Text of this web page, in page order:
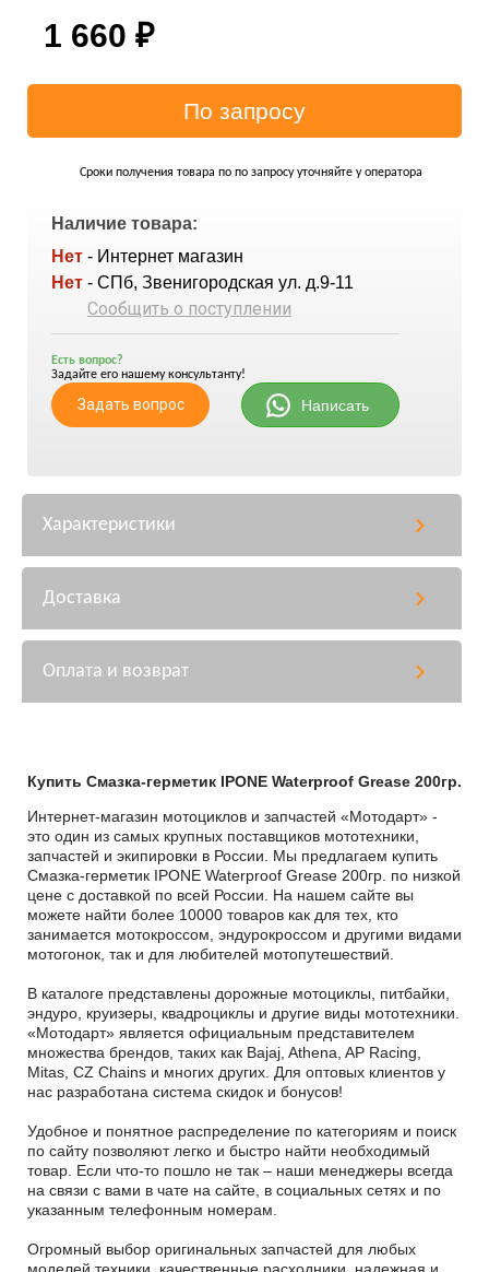
1 660 ₽
Сроки получения товара по по запросу уточняйте у оператора
Наличие товара:
Нет - Интернет магазин
Нет - СПб, Звенигородская ул. д.9-11
Сообщить о поступлении
Есть вопрос?
Задайте его нашему консультанту!
Задать вопрос Написать
Характеристики
Доставка
Оплата и возврат
Купить Смазка-герметик IPONE Waterproof Grease 200гр.
Интернет-магазин мотоциклов и запчастей «Мотодарт» -
это один из самых крупных поставщиков мототехники,
запчастей и экипировки в России. Мы предлагаем купить
Смазка-герметик IPONE Waterproof Grease 200гр. по низкой
цене с доставкой по всей России. На нашем сайте вы
можете найти более 10000 товаров как для тех, кто
занимается мотокроссом, эндурокроссом и другими видами
мотогонок, так и для любителей мотопутешествий.
В каталоге представлены дорожные мотоциклы, питбайки,
эндуро, круизеры, квадроциклы и другие виды мототехники.
«Мотодарт» является официальным представителем
множества брендов, таких как Bajaj, Athena, AP Racing,
Mitas, CZ Chains и многих других. Для оптовых клиентов у
нас разработана система скидок и бонусов!
Удобное и понятное распределение по категориям и поиск
по сайту позволяют легко и быстро найти необходимый
товар. Если что-то пошло не так – наши менеджеры всегда
на связи с вами в чате на сайте, в социальных сетях и по
указанным телефонным номерам.
Огромный выбор оригинальных запчастей для любых